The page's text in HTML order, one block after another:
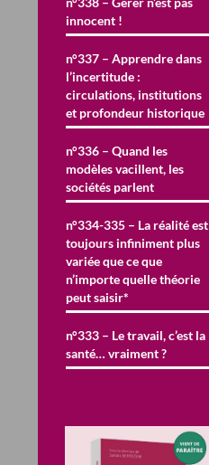
innocent !
n°337 – Apprendre dans
l’incertitude :
circulations, institutions
et profondeur historique
n°336 – Quand les
modèles vacillent, les
sociétés parlent
n°334-335 – La réalité est
toujours infiniment plus
variée que ce que
n’importe quelle théorie
peut saisir*
n°333 – Le travail, c’est la
santé… vraiment ?